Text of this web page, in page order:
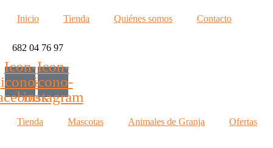
Inicio Tienda Quiénes somos Contacto
682 04 76 97
Icon-
icono-
Icon-
icono-
instagram
Tienda Mascotas Animales de Granja Ofertas